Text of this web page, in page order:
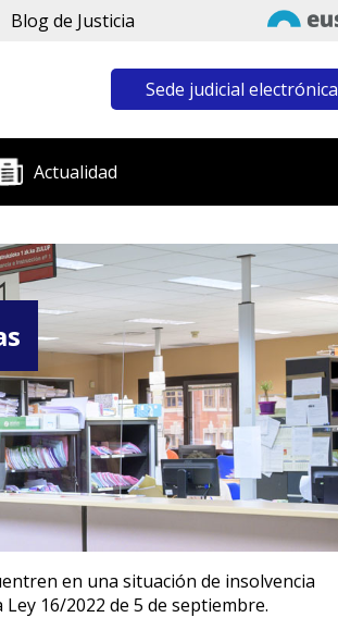
Blog de Justicia
Sede judicial electrónica
Actualidad
en una situación de insolvencia
16/2022 de 5 de septiembre.